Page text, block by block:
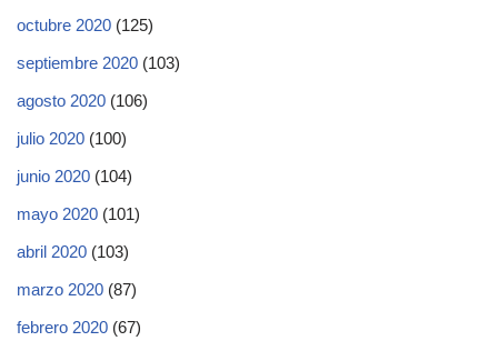
octubre 2020 (125)
septiembre 2020 (103)
agosto 2020 (106)
julio 2020 (100)
junio 2020 (104)
mayo 2020 (101)
abril 2020 (103)
marzo 2020 (87)
febrero 2020 (67)